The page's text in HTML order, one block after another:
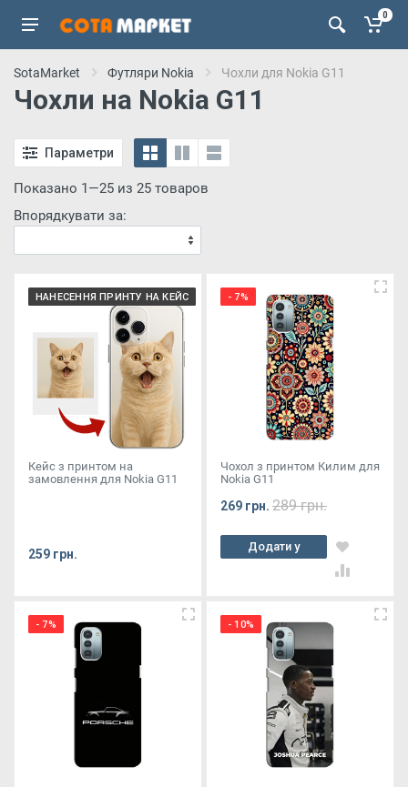
0
SotaMarket Футляри Nokia Чохли для Nokia G11
Чохли на Nokia G11
Параметри
Показано 1—25 из 25 товаров
Впорядкувати за:
НАНЕСЕННЯ ПРИНТУ НА КЕЙС
Кейс з принтом на
замовлення для Nokia G11
259 грн.
- 7%
Чохол з принтом Килим для
Nokia G11
269 грн. 289 грн.
Додати у
кошик
- 7% - 10%